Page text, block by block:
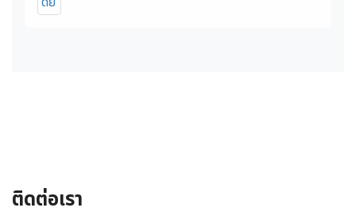
ติดต่อเรา